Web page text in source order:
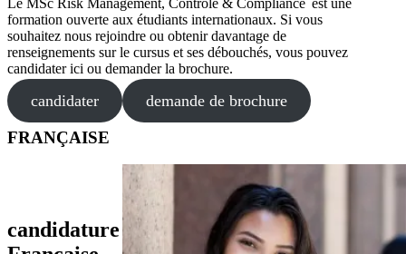
Le MSc Risk Management, Contrôle & Compliance est une
formation ouverte aux étudiants internationaux. Si vous
souhaitez nous rejoindre ou obtenir davantage de
renseignements sur le cursus et ses débouchés, vous pouvez
candidater ici ou demander la brochure.
candidater demande de brochure
FRANÇAISE
candidature